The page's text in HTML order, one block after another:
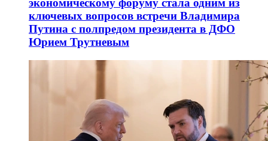
экономическому форуму стала одним из
ключевых вопросов встречи Владимира
Путина с полпредом президента в ДФО
Юрием Трутневым